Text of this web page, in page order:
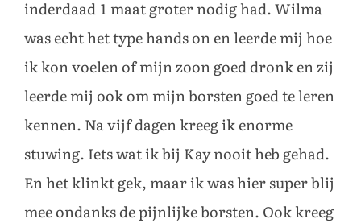
inderdaad 1 maat groter nodig had. Wilma
was echt het type hands on en leerde mij hoe
ik kon voelen of mijn zoon goed dronk en zij
leerde mij ook om mijn borsten goed te leren
kennen. Na vijf dagen kreeg ik enorme
stuwing. Iets wat ik bij Kay nooit heb gehad.
En het klinkt gek, maar ik was hier super blij
mee ondanks de pijnlijke borsten. Ook kreeg